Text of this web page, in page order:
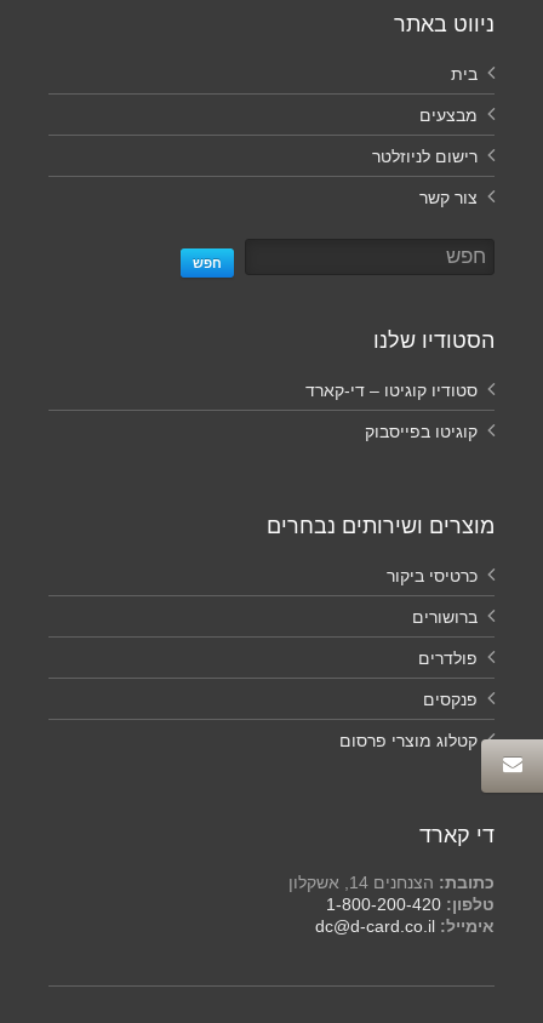
ניווט באתר
בית
מבצעים
רישום לניוזלטר
צור קשר
חפש
הסטודיו שלנו
סטודיו קוגיטו – די-קארד
קוגיטו בפייסבוק
מוצרים ושירותים נבחרים
כרטיסי ביקור
ברושורים
פולדרים
פנקסים
קטלוג מוצרי פרסום
די קארד
כתובת: הצנחנים 14, אשקלון
טלפון: 1-800-200-420
אימייל: dc@d-card.co.il